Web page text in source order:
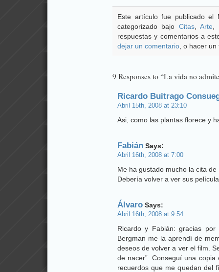
Este artículo fue publicado
categorizado bajo Citas,Arte
respuestas y comentarios a
dejar un comentario , o hacer
9 Responses to “La vida no
Ricardo Buitrago
Abril 15th, 2008 at 23:10
Asi, como las plantas florece y
Fabián Says:
Abril 16th, 2008 at 7:00
Me ha gustado mucho la cita
Debería volver a ver sus
Álvaro Says:
Abril 16th, 2008 at 9:54
Ricardo y Fabián: gracias
Bergman me la aprendí de
deseos de volver a ver el film.
de nacer”. Conseguí una
recuerdos que me quedan del